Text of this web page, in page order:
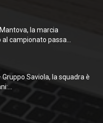
la marcia
campionato passa...
Gruppo Saviola, la squadra è